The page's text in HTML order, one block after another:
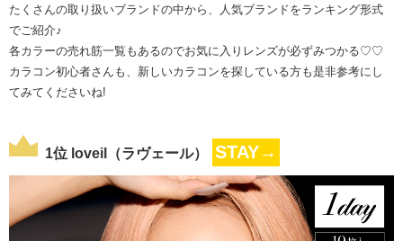
たくさんの取り扱いブランドの中から、人気ブランドをランキング形式
でご紹介♪
各カラーの売れ筋一覧もあるのでお気に入りレンズが必ずみつかる♡♡
カラコン初心者さんも、新しいカラコンを探している方も是非参考にし
てみてくださいね!
1位 loveil（ラヴェール） STAY→